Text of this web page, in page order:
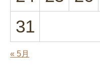
31
« 5月